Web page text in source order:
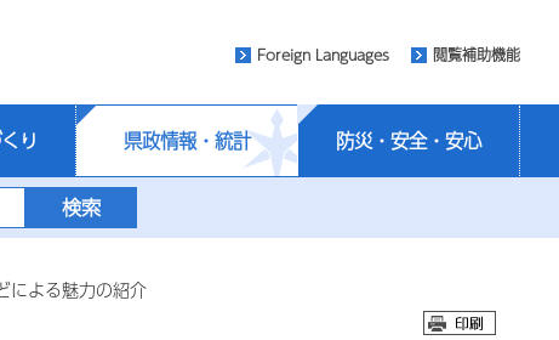
Foreign Languages 閲覧補助機能
り 県政情報・統計 防災・安全・安心
による魅力の紹介